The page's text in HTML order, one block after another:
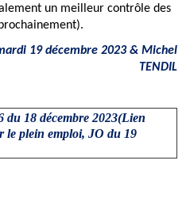
un meilleur contrôle des
19 décembre 2023 & Michel
TENDIL
du 18 décembre 2023(Lien
le plein emploi, JO du 19